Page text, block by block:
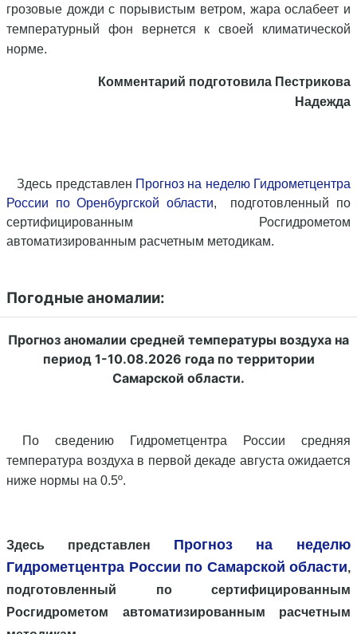
грозовые дожди с порывистым ветром, жара ослабеет и
температурный фон вернется к своей климатической
норме.
Комментарий подготовила Пестрикова
Надежда
Здесь представлен Прогноз на неделю Гидрометцентра
России по Оренбургской области, подготовленный по
сертифицированным Росгидрометом
автоматизированным расчетным методикам.
Погодные аномалии:
Прогноз аномалии средней температуры воздуха на
период 1-10.08.2026 года по территории
Самарской области.
По сведению Гидрометцентра России средняя
температура воздуха в первой декаде августа ожидается
ниже нормы на 0.5º.
Здесь представлен Прогноз на неделю
Гидрометцентра России по Самарской области,
подготовленный по сертифицированным
Росгидрометом автоматизированным расчетным